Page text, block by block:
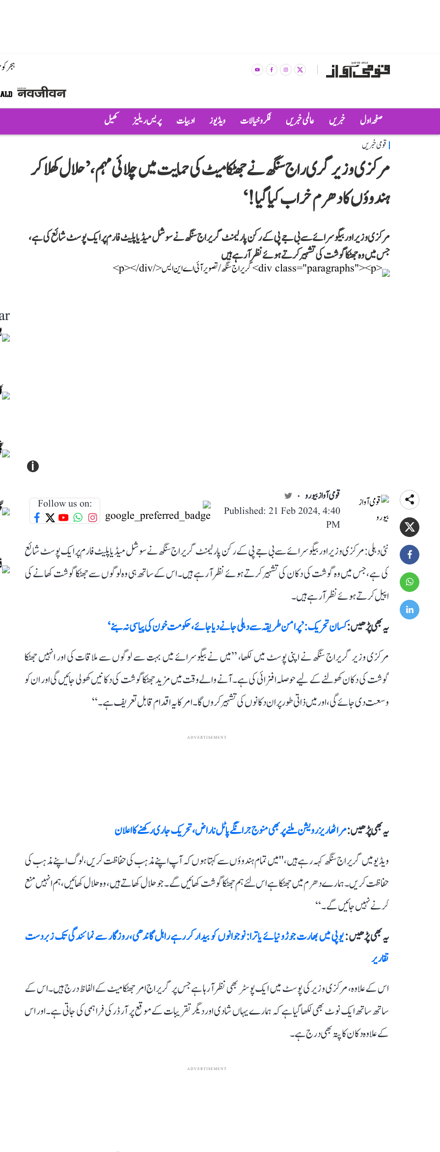
ہجر
صفحہ اول خبریں عالمی خبریں فکر و خیالات ویڈیوز ادبیات پریس ریلیز کھیل
قومی خبریں
مرکزی وزیر گری راج سنگھ نے جھٹکا میٹ کی حمایت میں چلائی مہم، ’حلال کھلا کر
ہندوؤں کا دھرم خراب کیا گیا!‘
مرکزی وزیر اور بیگوسرائے سے بی جے پی کے رکن پارلیمنٹ گریراج سنگھ نے سوشل میڈیا پلیٹ فارم پر ایک پوسٹ شائع کی ہے،
جس میں وہ جھٹکا گوشت کی تشہیر کرتے ہوئے نظر آ رہے ہیں
i
قومی آواز بیورو
Published: 21 Feb 2024, 4:40
PM
Follow us on:
نئی دہلی: مرکزی وزیر اور بیگوسرائے سے بی جے پی کے رکن پارلیمنٹ گریراج سنگھ نے سوشل میڈیا پلیٹ فارم پر ایک پوسٹ شائع
کی ہے، جس میں وہ گوشت کی دکان کی تشہیر کرتے ہوئے نظر آ رہے ہیں۔ اس کے ساتھ ہی وہ لوگوں سے جھٹکا گوشت کھانے کی
اپیل کرتے ہوئے نظر آ رہے ہیں۔
یہ بھی پڑھیں :کسان تحریک: ’پرامن طریقہ سے دہلی جانے دیا جائے، حکومت خون کی پیاسی نہ بنے‘
مرکزی وزیر گریراج سنگھ نے اپنی پوسٹ میں لکھا، ’’میں نے بیگوسرائے میں بہت سے لوگوں سے ملاقات کی اور انہیں جھٹکا
گوشت کی دکان کھولنے کے لیے حوصلہ افزائی کی ہے۔ آنے والے وقت میں مزید جھٹکا گوشت کی دکانیں کھولی جائیں گی اور ان کو
وسعت دی جائے گی، اور میں ذاتی طور پر ان دکانوں کی تشہیر کروں گا۔ امر کا یہ اقدام قابل تعریف ہے۔‘‘
ADVERTISEMENT
یہ بھی پڑھیں :مراٹھا ریزرویشن ملنے پر بھی منوج جرانگے پاٹل ناراض، تحریک جاری رکھنے کا اعلان
ویڈیو میں گریراج سنگھ کہہ رہے ہیں، ''میں تمام ہندوؤں سے کہتا ہوں کہ آپ اپنے مذہب کی حفاظت کریں، لوگ اپنے مذہب کی
حفاظت کریں۔ ہمارے دھرم میں جھٹکا ہے اس لئے ہم جھٹکا گوشت کھائیں گے۔ جو حلال کھاتے ہیں، وہ حلال کھائیں، ہم انہیں منع
کرنے نہیں جائیں گے۔‘‘
یہ بھی پڑھیں :یوپی میں بھارت جوڑو نیائے یاترا: نوجوانوں کو بیدار کر رہے راہل گاندھی، روزگار سے نمائندگی تک زبردست
تقاریر
اس کے علاوہ، مرکزی وزیر کی پوسٹ میں ایک پوسٹر بھی نظر آ رہا ہے جس پر گریراج امر جھٹکا میٹ کے الفاظ درج ہیں۔ اس کے
ساتھ ساتھ ایک نوٹ بھی لکھا گیا ہے کہ ہمارے یہاں شادی اور دیگر تقریبات کے موقع پر آرڈر کی فراہمی کی جاتی ہے۔ اور اس
کے علاوہ دکان کا پتہ بھی درج ہے۔
ADVERTISEMENT